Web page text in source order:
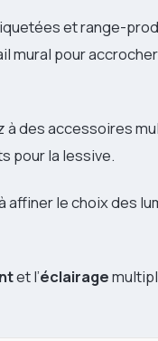
et range-
mural pour
à des accessoires
pour la lessive.
affiner le choix des
et l’éclairage